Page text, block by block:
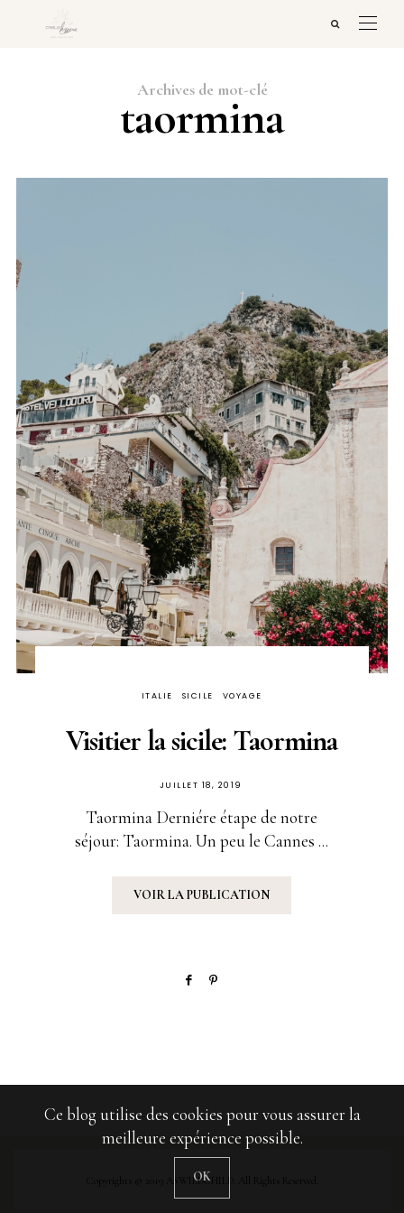
Archives de mot-clé
taormina
ITALIE SICILE VOYAGE
Visitier la sicile: Taormina
PUBLIÉ
JUILLET 18, 2019
Taormina Derniére étape de notre
séjour: Taormina. Un peu le Cannes ...
VOIR LA PUBLICATION
Copyrights © 2019 ASWILDCHILD. All Rights Reserved.
Ce blog utilise des cookies pour vous assurer la
meilleure expérience possible.
OK